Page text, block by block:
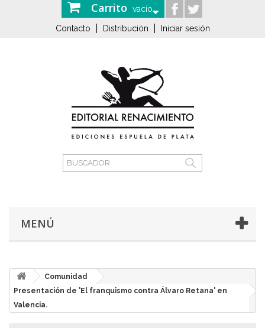
Carrito vacío
Contacto Distribución Iniciar sesión
MENÚ
Comunidad
Presentación de 'El franquismo contra Álvaro Retana' en
Valencia.